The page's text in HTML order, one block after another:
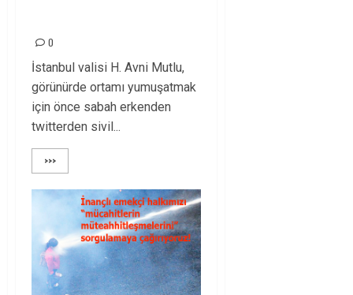
0
İstanbul valisi H. Avni Mutlu,
görünürde ortamı yumuşatmak
için önce sabah erkenden
twitterden sivil...
>>>